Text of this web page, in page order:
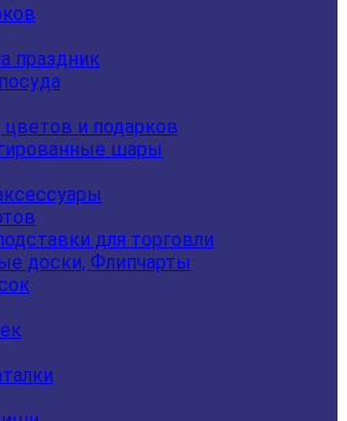
праздник
и подарков
шары
для торговли
доски, Флипчарты